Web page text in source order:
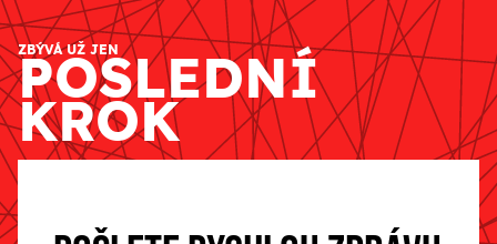
ZBÝVÁ UŽ JEN
POSLEDNÍ
KROK